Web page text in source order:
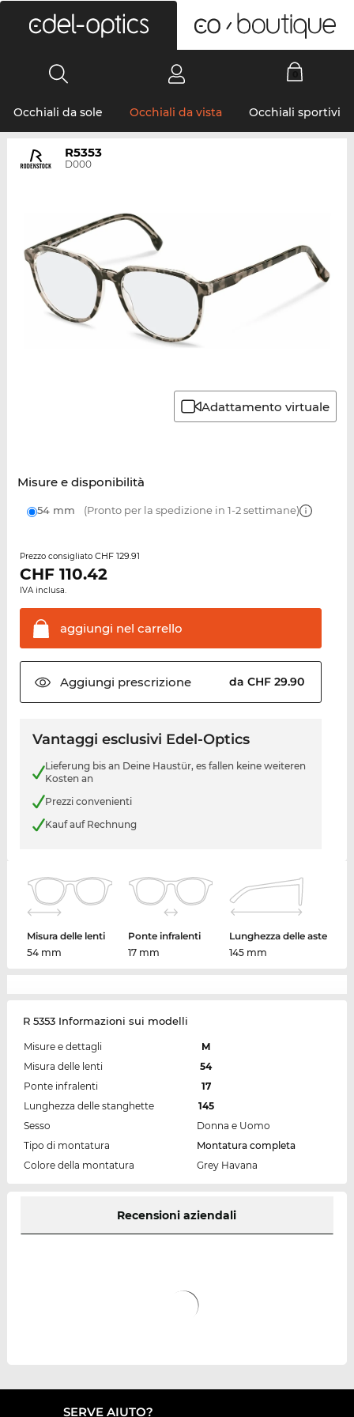
Occhiali da sole Occhiali da vista Occhiali sportivi
R5353
D000
Adattamento virtuale
Misure e disponibilità
54 mm (Pronto per la spedizione in 1-2 settimane)
Prezzo consigliato CHF 129.91
CHF 110.42
IVA inclusa.
aggiungi nel carrello
Aggiungi prescrizione da CHF 29.90
Vantaggi esclusivi Edel-Optics
Lieferung bis an Deine Haustür, es fallen keine weiteren
Kosten an
Prezzi convenienti
Kauf auf Rechnung
Misura delle lenti
54 mm
Ponte infralenti
17 mm
Lunghezza delle aste
145 mm
R 5353 Informazioni sui modelli
Misure e dettagli
M
Misura delle lenti
54
Ponte infralenti
17
Lunghezza delle stanghette
145
Sesso
Donna e Uomo
Tipo di montatura
Montatura completa
Colore della montatura
Grey Havana
Recensioni aziendali
SERVE AIUTO?